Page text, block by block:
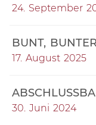
24. September
BUNT,
17. August 2025
30. Juni 2024